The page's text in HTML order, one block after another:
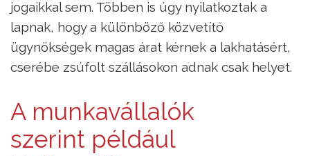
jogaikkal sem. Többen is úgy nyilatkoztak a
lapnak, hogy a különböző közvetítő
ügynökségek magas árat kérnek a lakhatásért,
cserébe zsúfolt szállásokon adnak csak helyet.
A munkavállalók
szerint például